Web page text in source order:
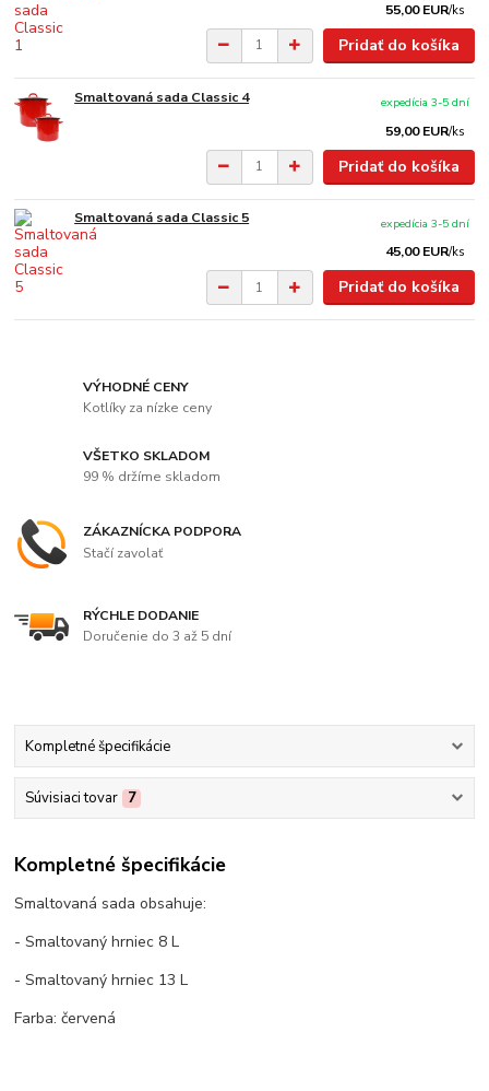
55,00 EUR/ks
Pridať do košíka
Smaltovaná sada Classic 4
59,00 EUR/ks
expedícia 3-5 dní
Pridať do košíka
Smaltovaná sada Classic 5
45,00 EUR/ks
expedícia 3-5 dní
Pridať do košíka
VÝHODNÉ CENY
Kotlíky za nízke ceny
VŠETKO SKLADOM
99 % držíme skladom
ZÁKAZNÍCKA PODPORA
Stačí zavolať
RÝCHLE DODANIE
Doručenie do 3 až 5 dní
Kompletné špecifikácie
Súvisiaci tovar 7
Kompletné špecifikácie
Smaltovaná sada obsahuje:
- Smaltovaný hrniec 8 L
- Smaltovaný hrniec 13 L
Farba: červená